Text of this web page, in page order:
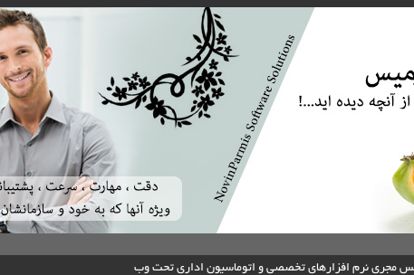
مجری نرم افزارهای تخصصی و اتوماسیون اداری تحت وب